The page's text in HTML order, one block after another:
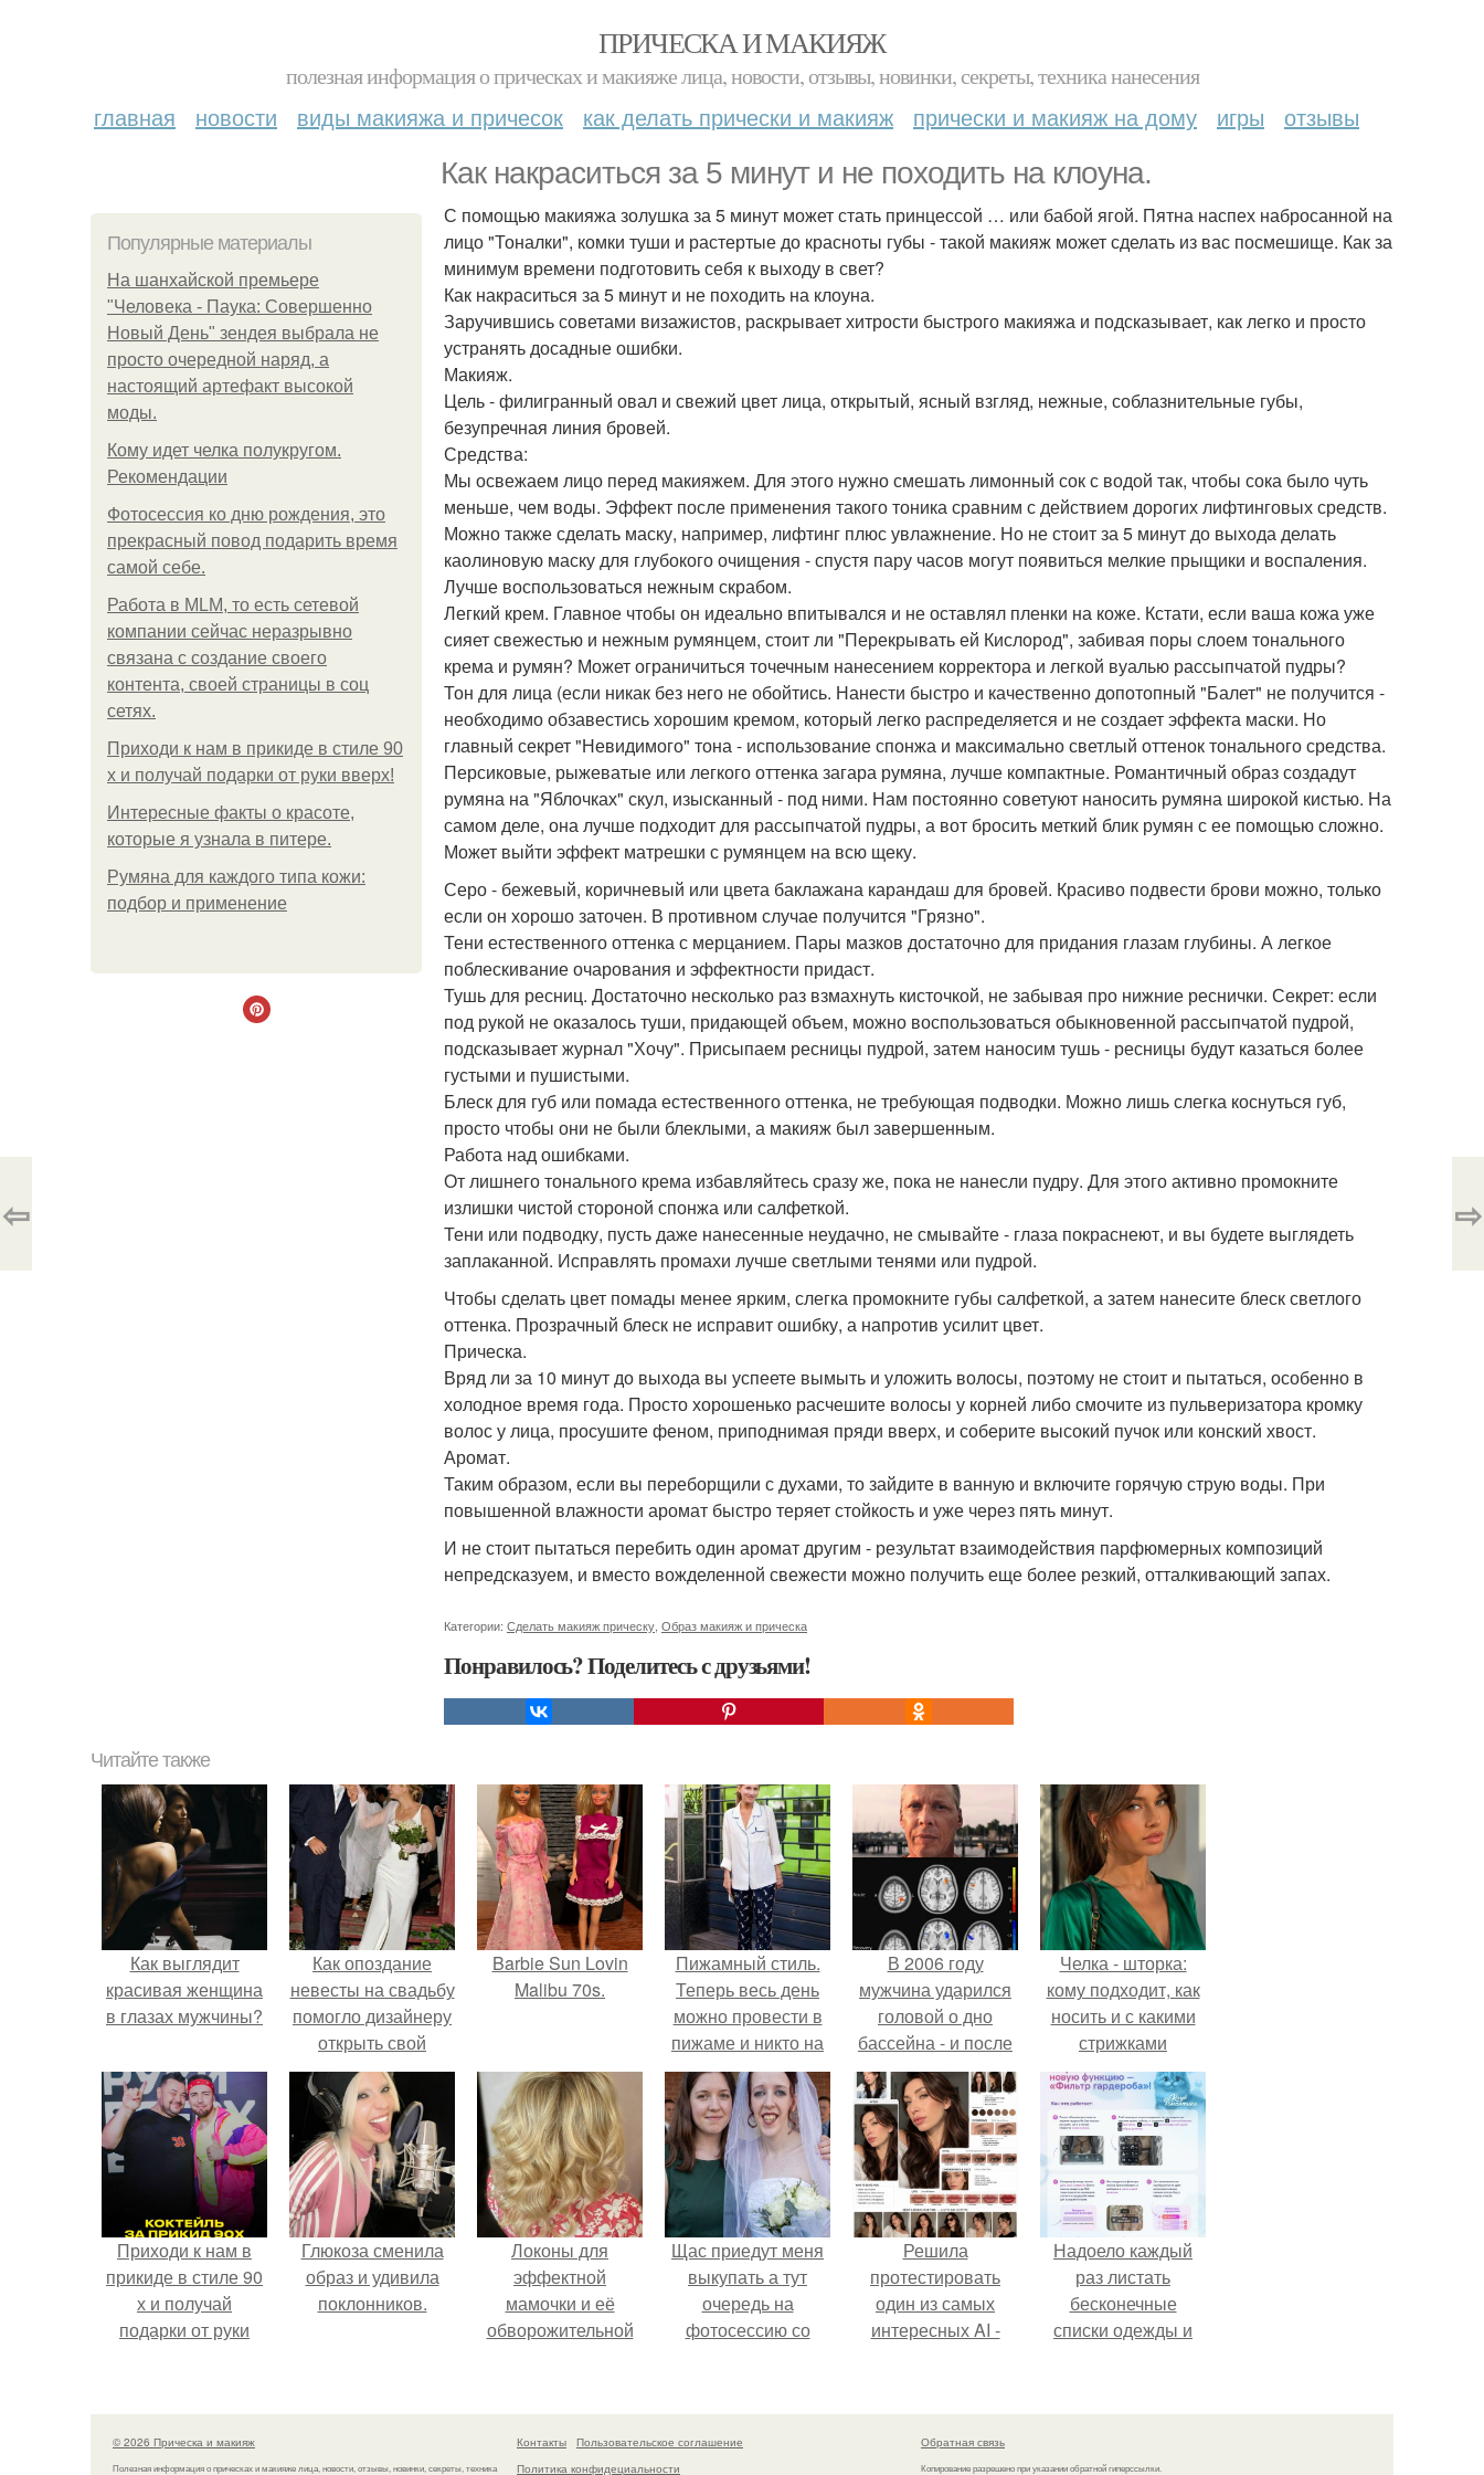
ПРИЧЕСКА И МАКИЯЖ
полезная информация о прическах и макияже лица, новости, отзывы, новинки, секреты, техника нанесения
главная новости виды макияжа и причесок как делать прически и макияж прически и макияж на дому игры отзывы
Как накраситься за 5 минут и не походить на клоуна.
Популярные материалы
На шанхайской премьере
"Человека - Паука: Совершенно
Новый День" зендея выбрала не
просто очередной наряд, а
настоящий артефакт высокой
моды.
Кому идет челка полукругом.
Рекомендации
Фотосессия ко дню рождения, это
прекрасный повод подарить время
самой себе.
Работа в MLM, то есть сетевой
компании сейчас неразрывно
связана с создание своего
контента, своей страницы в соц
сетях.
Приходи к нам в прикиде в стиле 90
х и получай подарки от руки вверх!
Интересные факты о красоте,
которые я узнала в питере.
Румяна для каждого типа кожи:
подбор и применение
С помощью макияжа золушка за 5 минут может стать принцессой … или бабой ягой. Пятна наспех набросанной на
лицо "Тоналки", комки туши и растертые до красноты губы - такой макияж может сделать из вас посмешище. Как за
минимум времени подготовить себя к выходу в свет?
Как накраситься за 5 минут и не походить на клоуна.
Заручившись советами визажистов, раскрывает хитрости быстрого макияжа и подсказывает, как легко и просто
устранять досадные ошибки.
Макияж.
Цель - филигранный овал и свежий цвет лица, открытый, ясный взгляд, нежные, соблазнительные губы,
безупречная линия бровей.
Средства:
Мы освежаем лицо перед макияжем. Для этого нужно смешать лимонный сок с водой так, чтобы сока было чуть
меньше, чем воды. Эффект после применения такого тоника сравним с действием дорогих лифтинговых средств.
Можно также сделать маску, например, лифтинг плюс увлажнение. Но не стоит за 5 минут до выхода делать
каолиновую маску для глубокого очищения - спустя пару часов могут появиться мелкие прыщики и воспаления.
Лучше воспользоваться нежным скрабом.
Легкий крем. Главное чтобы он идеально впитывался и не оставлял пленки на коже. Кстати, если ваша кожа уже
сияет свежестью и нежным румянцем, стоит ли "Перекрывать ей Кислород", забивая поры слоем тонального
крема и румян? Может ограничиться точечным нанесением корректора и легкой вуалью рассыпчатой пудры?
Тон для лица (если никак без него не обойтись. Нанести быстро и качественно допотопный "Балет" не получится -
необходимо обзавестись хорошим кремом, который легко распределяется и не создает эффекта маски. Но
главный секрет "Невидимого" тона - использование спонжа и максимально светлый оттенок тонального средства.
Персиковые, рыжеватые или легкого оттенка загара румяна, лучше компактные. Романтичный образ создадут
румяна на "Яблочках" скул, изысканный - под ними. Нам постоянно советуют наносить румяна широкой кистью. На
самом деле, она лучше подходит для рассыпчатой пудры, а вот бросить меткий блик румян с ее помощью сложно.
Может выйти эффект матрешки с румянцем на всю щеку.
Серо - бежевый, коричневый или цвета баклажана карандаш для бровей. Красиво подвести брови можно, только
если он хорошо заточен. В противном случае получится "Грязно".
Тени естественного оттенка с мерцанием. Пары мазков достаточно для придания глазам глубины. А легкое
поблескивание очарования и эффектности придаст.
Тушь для ресниц. Достаточно несколько раз взмахнуть кисточкой, не забывая про нижние реснички. Секрет: если
под рукой не оказалось туши, придающей объем, можно воспользоваться обыкновенной рассыпчатой пудрой,
подсказывает журнал "Хочу". Присыпаем ресницы пудрой, затем наносим тушь - ресницы будут казаться более
густыми и пушистыми.
Блеск для губ или помада естественного оттенка, не требующая подводки. Можно лишь слегка коснуться губ,
просто чтобы они не были блеклыми, а макияж был завершенным.
Работа над ошибками.
От лишнего тонального крема избавляйтесь сразу же, пока не нанесли пудру. Для этого активно промокните
излишки чистой стороной спонжа или салфеткой.
Тени или подводку, пусть даже нанесенные неудачно, не смывайте - глаза покраснеют, и вы будете выглядеть
заплаканной. Исправлять промахи лучше светлыми тенями или пудрой.
Чтобы сделать цвет помады менее ярким, слегка промокните губы салфеткой, а затем нанесите блеск светлого
оттенка. Прозрачный блеск не исправит ошибку, а напротив усилит цвет.
Прическа.
Вряд ли за 10 минут до выхода вы успеете вымыть и уложить волосы, поэтому не стоит и пытаться, особенно в
холодное время года. Просто хорошенько расчешите волосы у корней либо смочите из пульверизатора кромку
волос у лица, просушите феном, приподнимая пряди вверх, и соберите высокий пучок или конский хвост.
Аромат.
Таким образом, если вы переборщили с духами, то зайдите в ванную и включите горячую струю воды. При
повышенной влажности аромат быстро теряет стойкость и уже через пять минут.
И не стоит пытаться перебить один аромат другим - результат взаимодействия парфюмерных композиций
непредсказуем, и вместо вожделенной свежести можно получить еще более резкий, отталкивающий запах.
Категории: Сделать макияж прическу Образ макияж и прическа
Понравилось? Поделитесь с друзьями!
⇦ ⇨
Читайте также
Как выглядит
красивая женщина
в глазах мужчины?
Как опоздание
невесты на свадьбу
помогло дизайнеру
открыть свой
бренд.
Barbie Sun Lovin
Malibu 70s.
Пижамный стиль.
Теперь весь день
можно провести в
пижаме и никто на
вас косо не
посмотрит.
В 2006 году
мужчина ударился
головой о дно
бассейна - и после
этого его жизнь
изменилась самым
странным образом.
Челка - шторка:
кому подходит, как
носить и с какими
стрижками
сочетать.
Приходи к нам в
прикиде в стиле 90
х и получай
подарки от руки
Глюкоза сменила
образ и удивила
поклонников.
Локоны для
эффектной
мамочки и её
обворожительной
Щас приедут меня
выкупать а тут
очередь на
фотосессию со
Решила
протестировать
один из самых
интересных AI -
Надоело каждый
раз листать
бесконечные
списки одежды и
кусочкам?
© 2026 Прическа и макияж
Полезная информация о прическах и макияже лица, новости, отзывы, новинки, секреты, техника
Контакты
Пользовательское соглашение
Политика конфидециальности
Обратная связь
Копирование разрешено при указании обратной гиперссылки.